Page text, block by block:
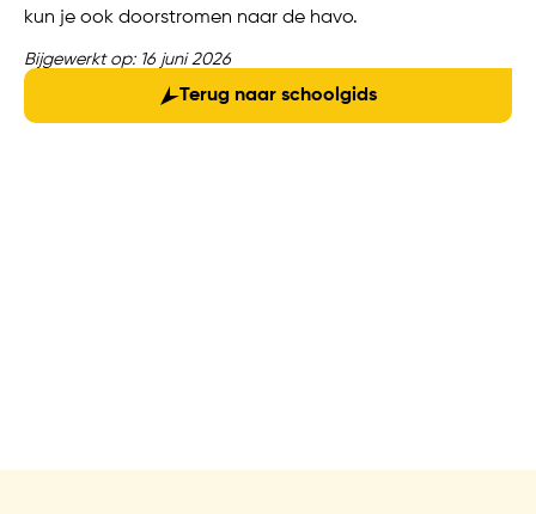
kun je ook doorstromen naar de havo.
Bijgewerkt op: 16 juni 2026
Terug naar schoolgids